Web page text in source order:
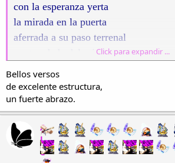
con la esperanza yerta
la mirada en la puerta
aferrada a su paso terrenal
resguardada del miedo
en las notas de un credo
que no muestra el auténtico final
no ha de ser mi destino
y aunque pierda el camino
habitaré en un mundo más neutral.
Click para expandir ...
Bellos versos
de excelente estructura,
un fuerte abrazo.
A
l
e